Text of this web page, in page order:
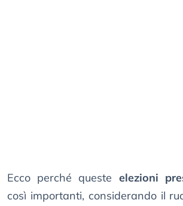
Ecco perché queste elezioni
così importanti, considerando il